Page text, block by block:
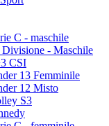
C - maschile
Divisione - Maschile
CSI
13 Femminile
12 Misto
S3